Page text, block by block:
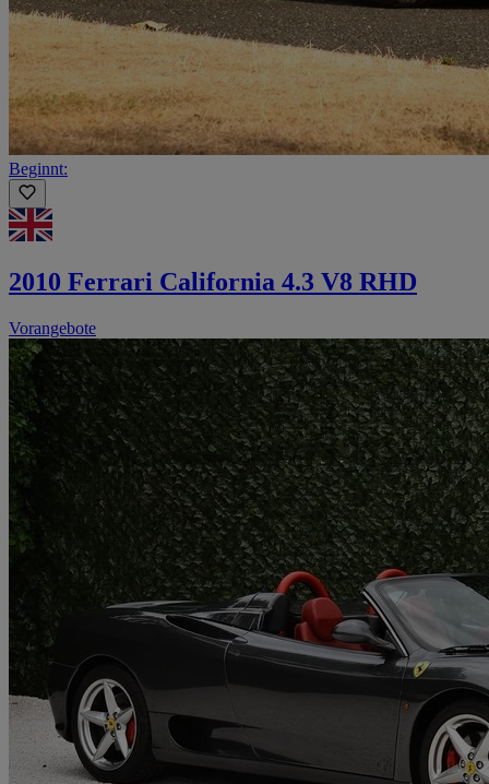
Beginnt:
2010 Ferrari California 4.3 V8 RHD
Vorangebote